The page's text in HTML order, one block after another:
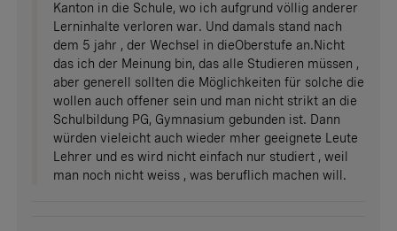
Kanton in die Schule, wo ich aufgrund völlig anderer
Lerninhalte verloren war. Und damals stand nach
dem 5 jahr , der Wechsel in dieOberstufe an.Nicht
das ich der Meinung bin, das alle Studieren müssen ,
aber generell sollten die Möglichkeiten für solche die
wollen auch offener sein und man nicht strikt an die
Schulbildung PG, Gymnasium gebunden ist. Dann
würden vieleicht auch wieder mher geeignete Leute
Lehrer und es wird nicht einfach nur studiert , weil
man noch nicht weiss , was beruflich machen will.